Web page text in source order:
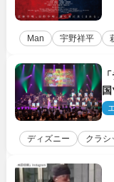
Man 宇野祥平
「
ト
ディズニー クラシ